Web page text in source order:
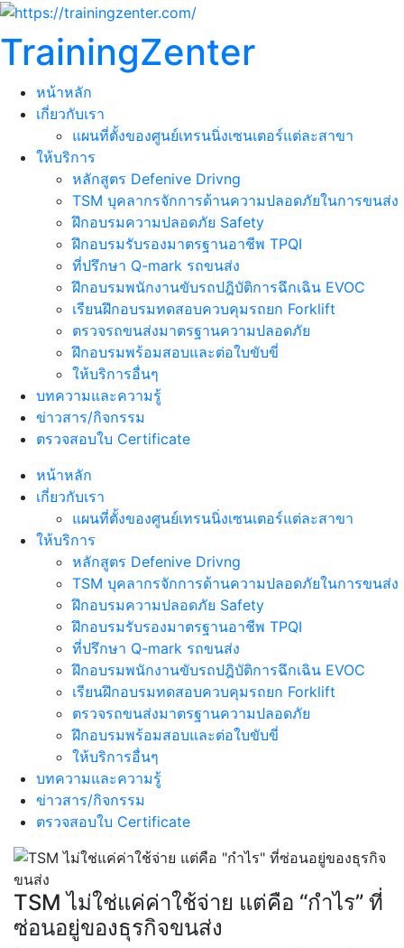
TrainingZenter
หน้าหลัก
เกี่ยวกับเรา
แผนที่ตั้งของศูนย์เทรนนิ่งเซนเตอร์แต่ละสาขา
ให้บริการ
หลักสูตร Defenive Drivng
TSM บุคลากรจักการด้านความปลอดภัยในการขนส่ง
ฝึกอบรมความปลอดภัย Safety
ฝึกอบรมรับรองมาตรฐานอาชีพ TPQI
ที่ปรึกษา Q-mark รถขนส่ง
ฝึกอบรมพนักงานขับรถปฎิบัติการฉึกเฉิน EVOC
เรียนฝึกอบรมทดสอบควบคุมรถยก Forklift
ตรวจรถขนส่งมาตรฐานความปลอดภัย
ฝึกอบรมพร้อมสอบและต่อใบขับขี่
ให้บริการอื่นๆ
บทความและความรู้
ข่าวสาร/กิจกรรม
ตรวจสอบใบ Certificate
หน้าหลัก
เกี่ยวกับเรา
แผนที่ตั้งของศูนย์เทรนนิ่งเซนเตอร์แต่ละสาขา
ให้บริการ
หลักสูตร Defenive Drivng
TSM บุคลากรจักการด้านความปลอดภัยในการขนส่ง
ฝึกอบรมความปลอดภัย Safety
ฝึกอบรมรับรองมาตรฐานอาชีพ TPQI
ที่ปรึกษา Q-mark รถขนส่ง
ฝึกอบรมพนักงานขับรถปฎิบัติการฉึกเฉิน EVOC
เรียนฝึกอบรมทดสอบควบคุมรถยก Forklift
ตรวจรถขนส่งมาตรฐานความปลอดภัย
ฝึกอบรมพร้อมสอบและต่อใบขับขี่
ให้บริการอื่นๆ
บทความและความรู้
ข่าวสาร/กิจกรรม
ตรวจสอบใบ Certificate
TSM ไม่ใช่แค่ค่าใช้จ่าย แต่คือ “กำไร” ที่
ซ่อนอยู่ของธุรกิจขนส่ง